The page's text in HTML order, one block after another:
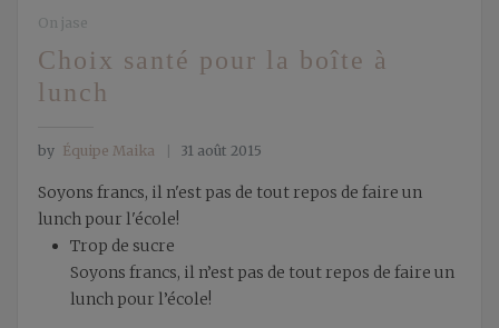
On jase
Choix santé pour la boîte à
lunch
by Équipe Maika 31 août 2015
Soyons francs, il n'est pas de tout repos de faire un
lunch pour l'école!
Trop de sucre
Soyons francs, il n’est pas de tout repos de faire un
lunch pour l’école!